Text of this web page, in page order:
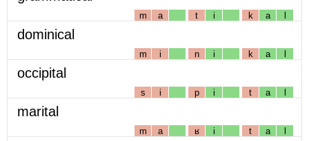
m a t i k a l
dominical
m i n i k a l
occipital
s i p i t a l
marital
m a ʁ i t a l